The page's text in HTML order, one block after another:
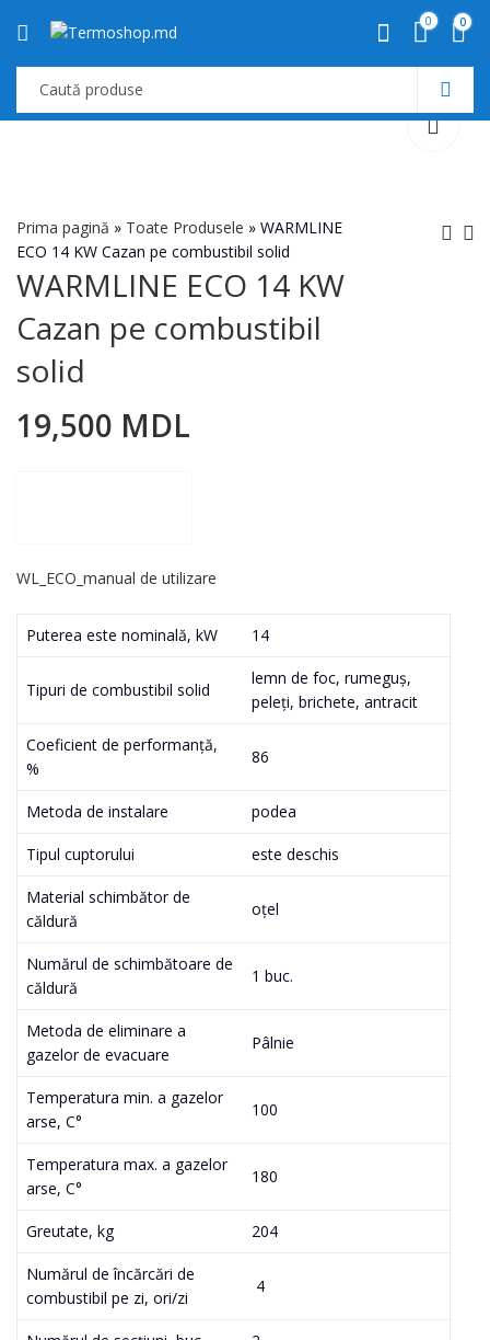
0 0
Prima pagină » Toate Produsele » WARMLINE
ECO 14 KW Cazan pe combustibil solid
WARMLINE ECO 14 KW
Cazan pe combustibil
solid
Boiler
WARMLINE ECO 12
19,500 MDL
WL_ECO_manual de utilizare
Puterea este nominală, kW 14
Tipuri de combustibil solid
lemn de foc, rumeguș,
peleți, brichete, antracit
Coeficient de performanță,
%
86
Metoda de instalare podea
Tipul cuptorului este deschis
Material schimbător de
căldură
oțel
Numărul de schimbătoare de
căldură
1 buc.
Metoda de eliminare a
gazelor de evacuare
Pâlnie
Temperatura min. a gazelor
arse, C°
100
Temperatura max. a gazelor
arse, C°
180
Greutate, kg 204
Numărul de încărcări de
combustibil pe zi, ori/zi
4